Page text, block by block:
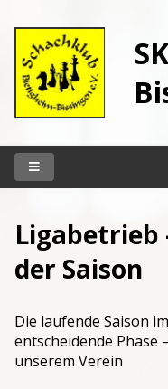
Ligabetrieb
der Saison
Die laufende Saison
entscheidende Phase
unserem Verein